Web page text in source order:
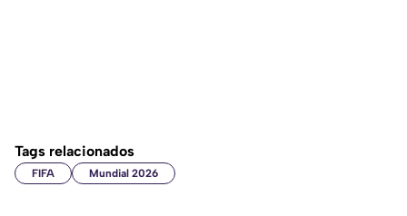
Tags relacionados
FIFA Mundial 2026